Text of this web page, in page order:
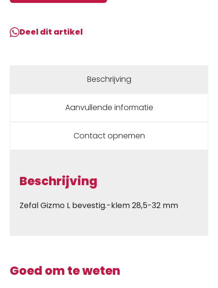
klem
L
aantal
Deel dit artikel
Beschrijving
Aanvullende informatie
Contact opnemen
Beschrijving
Zefal Gizmo L bevestig.-klem 28,5-32 mm
Goed om te weten